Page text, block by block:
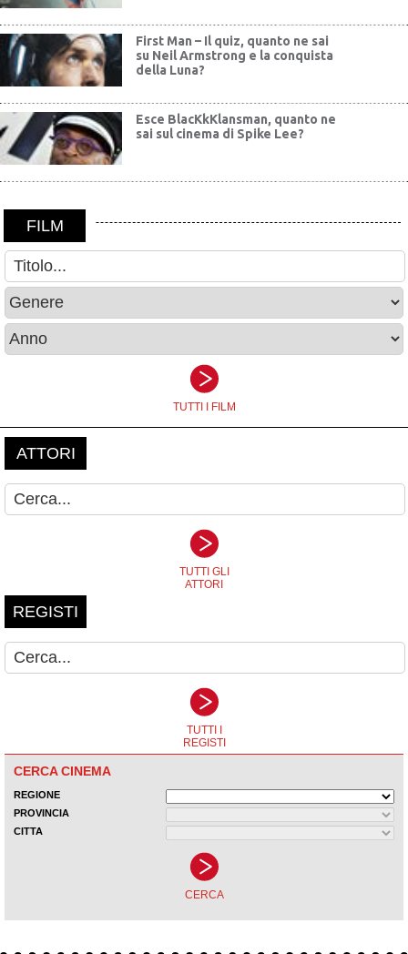
First Man – Il quiz, quanto ne sai
su Neil Armstrong e la conquista
della Luna?
Esce BlacKkKlansman, quanto ne
sai sul cinema di Spike Lee?